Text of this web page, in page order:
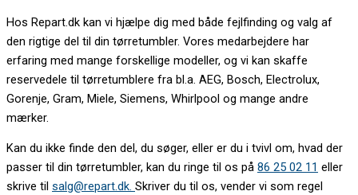
Hos Repart.dk kan vi hjælpe dig med både fejlfinding og valg af
den rigtige del til din tørretumbler. Vores medarbejdere har
erfaring med mange forskellige modeller, og vi kan skaffe
reservedele til tørretumblere fra bl.a. AEG, Bosch, Electrolux,
Gorenje, Gram, Miele, Siemens, Whirlpool og mange andre
mærker.
Kan du ikke finde den del, du søger, eller er du i tvivl om, hvad der
passer til din tørretumbler, kan du ringe til os på 86 25 02 11 eller
skrive til salg@repart.dk. Skriver du til os, vender vi som regel